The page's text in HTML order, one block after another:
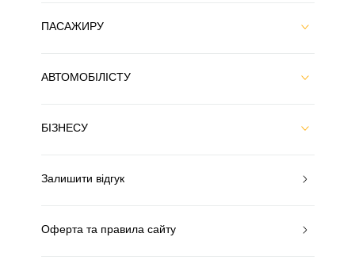
ПАСАЖИРУ
АВТОМОБІЛІСТУ
БІЗНЕСУ
Залишити відгук
Оферта та правила сайту